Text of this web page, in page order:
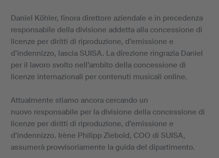
Daniel Köhler, finora direttore aziendale e in precedenza
responsabile della divisione addetta alla concessione di
licenze per diritti di riproduzione, d’emissione e
d’indennizzo, lascia SUISA. La direzione ringrazia Daniel
per il lavoro svolto nell’ambito della concessione di
licenze internazionali per contenuti musicali online.
Attualmente stiamo ancora cercando un
nuovo responsabile per la divisione della concessione di
licenze per diritti di riproduzione, d’emissione e
d’indennizzo. Irène Philipp Ziebold, COO di SUISA,
assumerà provvisoriamente la guida del dipartimento.